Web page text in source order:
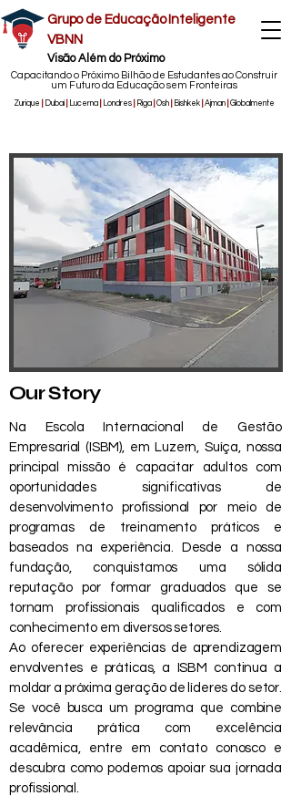
Grupo de Educação Inteligente
VBNN
Visão Além do Próximo
Capacitando o Próximo Bilhão de Estudantes ao Construir
um Futuro da Educação sem Fronteiras
Zurique Dubai Lucerna Londres Riga Osh Bishkek Ajman Globalmente
Our Story
Na Escola Internacional de Gestão
Empresarial (ISBM), em Luzern, Suíça, nossa
principal missão é capacitar adultos com
oportunidades significativas de
desenvolvimento profissional por meio de
programas de treinamento práticos e
baseados na experiência. Desde a nossa
fundação, conquistamos uma sólida
reputação por formar graduados que se
tornam profissionais qualificados e com
conhecimento em diversos setores.
Ao oferecer experiências de aprendizagem
envolventes e práticas, a ISBM continua a
moldar a próxima geração de líderes do setor.
Se você busca um programa que combine
relevância prática com excelência
acadêmica, entre em contato conosco e
descubra como podemos apoiar sua jornada
profissional.